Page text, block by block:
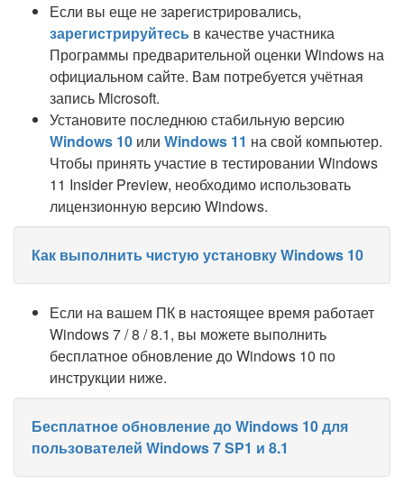
Если вы еще не зарегистрировались,
зарегистрируйтесь в качестве участника
Программы предварительной оценки Windows на
официальном сайте. Вам потребуется учётная
запись Microsoft.
Установите последнюю стабильную версию
Windows 10 или Windows 11 на свой компьютер.
Чтобы принять участие в тестировании Windows
11 Insider Preview, необходимо использовать
лицензионную версию Windows.
Как выполнить чистую установку Windows 10
Если на вашем ПК в настоящее время работает
Windows 7 / 8 / 8.1, вы можете выполнить
бесплатное обновление до Windows 10 по
инструкции ниже.
Бесплатное обновление до Windows 10 для
пользователей Windows 7 SP1 и 8.1